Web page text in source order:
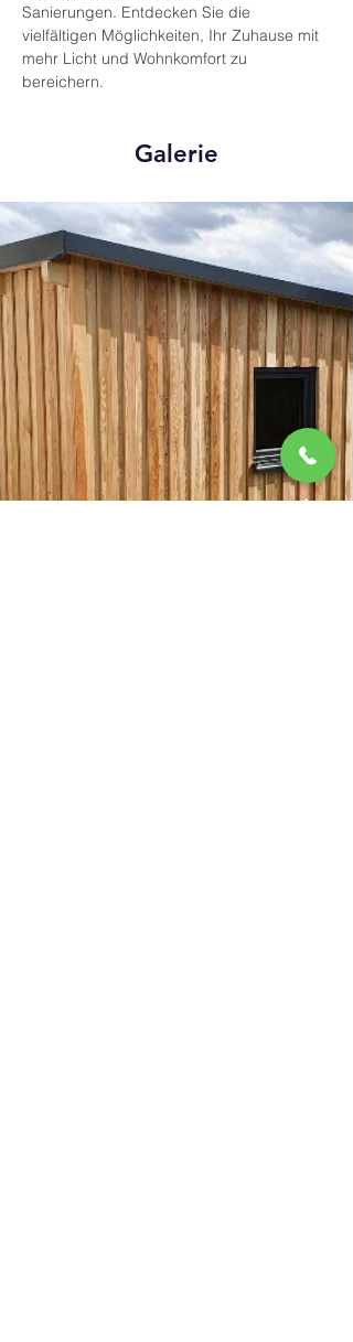
Sanierungen. Entdecken Sie die
vielfältigen Möglichkeiten, Ihr Zuhause mit
mehr Licht und Wohnkomfort zu
bereichern.
Galerie